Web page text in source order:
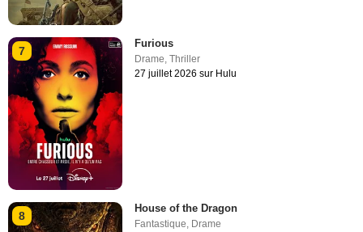
7
Furious
Drame,Thriller
27 juillet 2026 sur Hulu
8
House of the Dragon
Fantastique Drame